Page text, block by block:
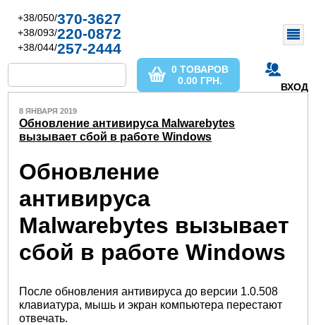
+38/050/370-3627
+38/093/220-0872
+38/044/257-2444
ВХОД
0 ТОВАРОВ
0.00 ГРН.
8 ЯНВАРЯ 2019
Обновление антивируса Malwarebytes
вызывает сбой в работе Windows
Обновление
антивируса
Malwarebytes вызывает
сбой в работе Windows
После обновления антивируса до версии 1.0.508
клавиатура, мышь и экран компьютера перестают
отвечать.